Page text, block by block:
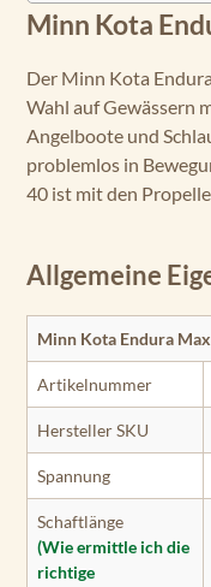
Minn Kota
Der Minn Kota
Wahl auf Gewässern
Angelboote und
problemlos in
40 ist mit den
Allgemeine
Minn Kota Endura
Artikelnummer
Hersteller SKU
Spannung
Schaftlänge
(Wie ermittle ich die
richtige